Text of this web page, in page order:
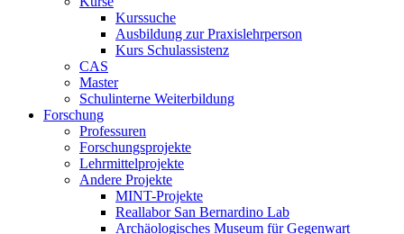
Kurssuche
Ausbildung zur Praxislehrperson
Kurs Schulassistenz
CAS
Master
Schulinterne Weiterbildung
Forschung
Professuren
Forschungsprojekte
Lehrmittelprojekte
Andere Projekte
MINT-Projekte
Reallabor San Bernardino Lab
Archäologisches Museum für Gegenwart